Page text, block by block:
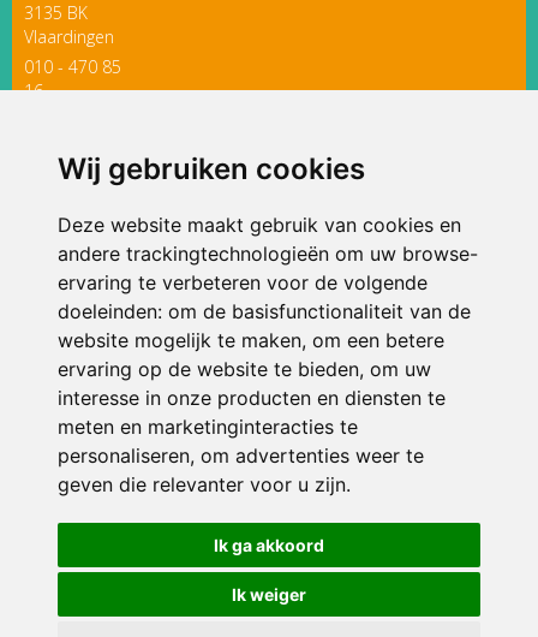
Wij gebruiken cookies
Deze website maakt gebruik van cookies en
andere trackingtechnologieën om uw browse-
ervaring te verbeteren voor de volgende
doeleinden: om de basisfunctionaliteit van de
website mogelijk te maken, om een betere
ervaring op de website te bieden, om uw
interesse in onze producten en diensten te
meten en marketinginteracties te
personaliseren, om advertenties weer te
geven die relevanter voor u zijn.
Ik ga akkoord
Ik weiger
3135 BK
Vlaardingen
010 - 470 85
16
ONDERDEEL VAN
© 2026 Avonturijn | Alle rechten voorbehouden
Privacy policy|Disclaimer| Klachtenregeling|RSIN en Anbi
voorkeuren
Crealisatie The MindOffice